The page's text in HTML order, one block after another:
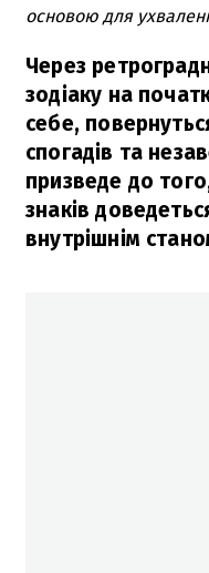
основою для
Через
зодіаку на
себе,
спогадів та
призведе до
знаків
внутрішнім